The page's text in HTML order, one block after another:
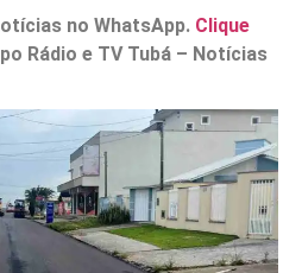
no WhatsApp. Clique
Rádio e TV Tubá – Notícias